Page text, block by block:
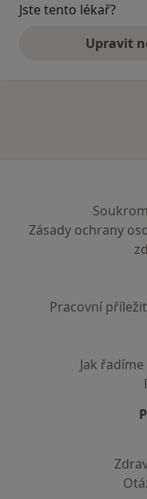
Jste tento lékař?
Upravit
Zásady ochrany
Pracovní
Jak